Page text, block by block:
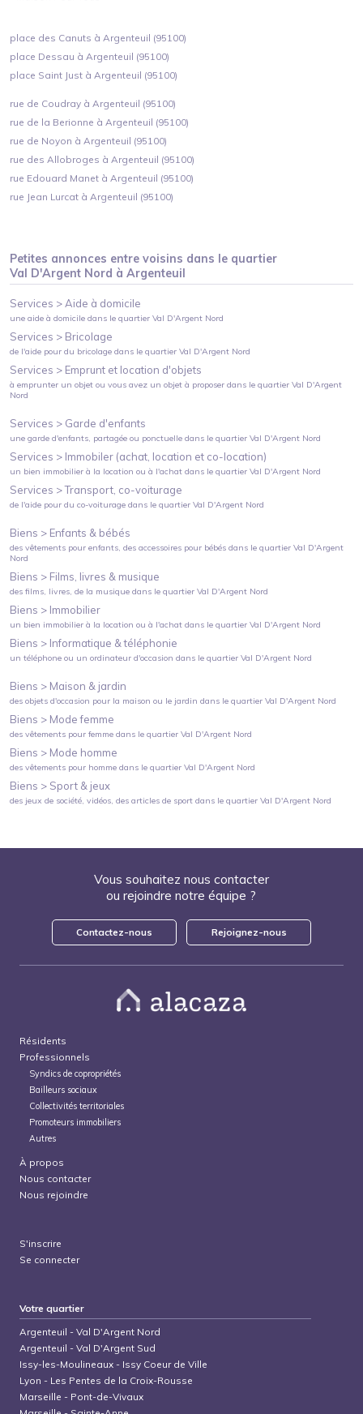
place des Canuts à Argenteuil (95100)
place Dessau à Argenteuil (95100)
place Saint Just à Argenteuil (95100)
rue de Coudray à Argenteuil (95100)
rue de la Berionne à Argenteuil (95100)
rue de Noyon à Argenteuil (95100)
rue des Allobroges à Argenteuil (95100)
rue Edouard Manet à Argenteuil (95100)
rue Jean Lurcat à Argenteuil (95100)
Petites annonces entre voisins dans le quartier
Val D'Argent Nord àArgenteuil
Services >Aide à domicile
une aide à domicile dans le quartierVal D'Argent Nord
Services > Bricolage
de l'aide pour du bricolage dans le quartierVal D'Argent Nord
Services > Emprunt et location d'objets
à emprunter un objet ou vous avez un objet à proposer dans le quartierVal D'Argent
Nord
Services > Garde d'enfants
une garde d'enfants, partagée ou ponctuelle dans le quartierVal D'Argent Nord
Services > Immobiler (achat, location et co-location)
un bien immobilier à la location ou à l'achat dans le quartierVal D'Argent Nord
Services >Transport, co-voiturage
de l'aide pour du co-voiturage dans le quartierVal D'Argent Nord
Biens > Enfants & bébés
des vêtements pour enfants, des accessoires pour bébés dans le quartierVal D'Argent
Nord
Biens > Films, livres & musique
des films, livres, de la musique dans le quartierVal D'Argent Nord
Biens > Immobilier
un bien immobilier à la location ou à l'achat dans le quartierVal D'Argent Nord
Biens > Informatique & téléphonie
un téléphone ou un ordinateur d'occasion dans le quartierVal D'Argent Nord
Biens > Maison & jardin
des objets d'occasion pour la maison ou le jardin dans le quartierVal D'Argent Nord
Biens > Mode femme
des vêtements pour femme dans le quartierVal D'Argent Nord
Biens > Mode homme
des vêtements pour homme dans le quartierVal D'Argent Nord
Biens > Sport & jeux
des jeux de société, vidéos, des articles de sport dans le quartierVal D'Argent Nord
Vous souhaitez nous contacter
ou rejoindre notre équipe ?
Contactez-nous Rejoignez-nous
Résidents
Professionnels
Syndics de copropriétés
Bailleurs sociaux
Collectivités territoriales
Promoteurs immobiliers
Autres
À propos
Nous contacter
Nous rejoindre
S'inscrire
Se connecter
Votre quartier
Argenteuil -Val D'Argent Nord
Argenteuil -Val D'Argent Sud
Issy-les-Moulineaux - Issy Coeur de Ville
Lyon - Les Pentes de la Croix-Rousse
Marseille - Pont-de-Vivaux